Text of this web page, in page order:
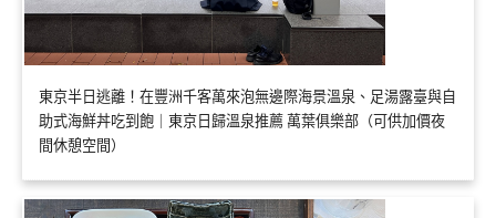
東京半日逃離！在豐洲千客萬來泡無邊際海景溫泉、足湯露臺與自
助式海鮮丼吃到飽｜東京日歸溫泉推薦 萬葉俱樂部（可供加價夜
間休憩空間）